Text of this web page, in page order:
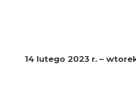
14 lutego 2023 r. –